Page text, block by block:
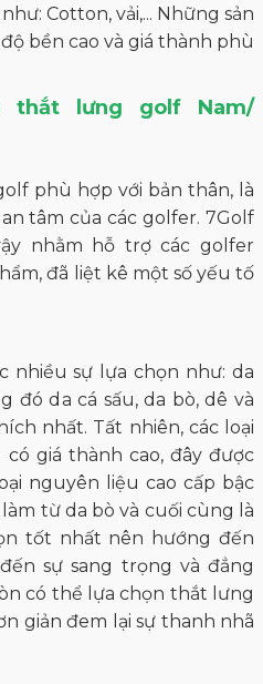
Cotton, vải,... Những sản
bền cao và giá thành phù
thắt lưng golf Nam/
phù hợp với bản thân, là
tâm của các golfer. 7Golf
nhằm hỗ trợ các golfer
đã liệt kê một số yếu tố
nhiều sự lựa chọn như: da
đó da cá sấu, da bò, dê và
nhất. Tất nhiên, các loại
có giá thành cao, đây được
nguyên liệu cao cấp bậc
từ da bò và cuối cùng là
tốt nhất nên hướng đến
sự sang trọng và đẳng
có thể lựa chọn thắt lưng
giản đem lại sự thanh nhã